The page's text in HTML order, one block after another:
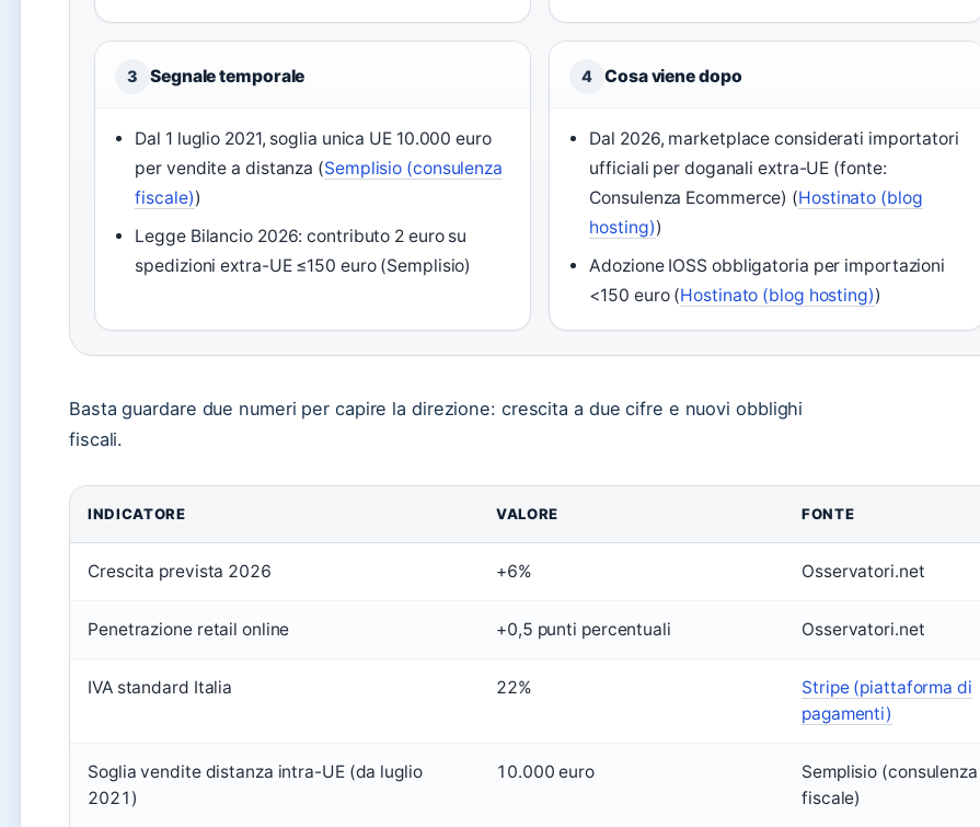
3 Segnale temporale
Dal 1 luglio 2021, soglia unica UE 10.000 euro
per vendite a distanza (Semplisio (consulenza
fiscale))
Legge Bilancio 2026: contributo 2 euro su
spedizioni extra-UE ≤150 euro (Semplisio)
4 Cosa viene dopo
Dal 2026, marketplace considerati importatori
ufficiali per doganali extra-UE (fonte:
Consulenza Ecommerce) (Hostinato (blog
hosting))
Adozione IOSS obbligatoria per importazioni
<150 euro (Hostinato (blog hosting))
Basta guardare due numeri per capire la direzione: crescita a due cifre e nuovi obblighi
fiscali.
INDICATORE VALORE FONTE
Crescita prevista 2026 +6% Osservatori.net
Penetrazione retail online +0,5 punti percentuali Osservatori.net
IVA standard Italia 22%
Stripe (piattaforma di
pagamenti)
Soglia vendite distanza intra-UE (da luglio
2021)
10.000 euro
Semplisio (consulenza
fiscale)